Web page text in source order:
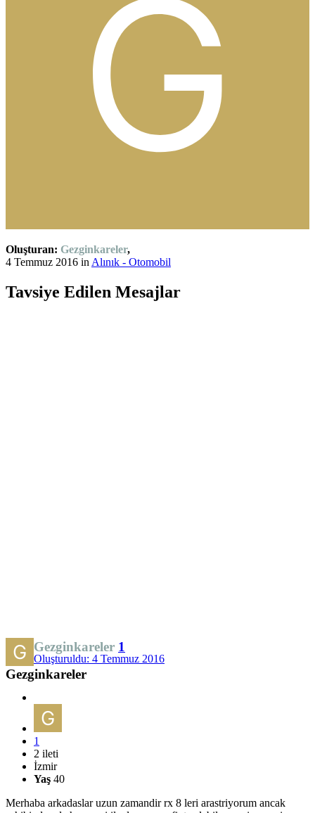
Oluşturan: Gezginkareler,
4 Temmuz 2016 inAlınık - Otomobil
Tavsiye Edilen Mesajlar
Gezginkareler 1
Oluşturuldu: 4 Temmuz 2016
Gezginkareler
1
2 ileti
İzmir
Yaş 40
Merhaba arkadaslar uzun zamandir rx 8 leri arastriyorum ancak